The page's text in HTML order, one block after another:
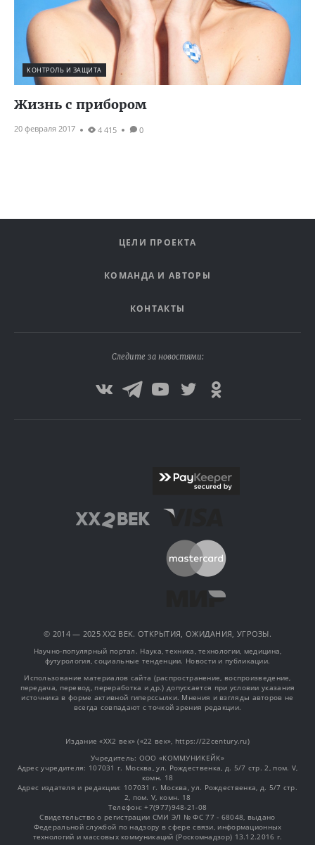
КОНТРОЛЬ И ЗАЩИТА
Жизнь с прибором
20 февраля 2017 4 415 0
ЦЕЛИ ПРОЕКТА
КОМАНДА И АВТОРЫ
КОНТАКТЫ
Следите за новостями:
© 2014 — 2025 XX2 ВЕК. ОТКРЫТИЯ, ОЖИДАНИЯ, УГРОЗЫ.
Научно-популярный портал. Наука, техника, технологии, медицина,
футурология, социальные тенденции. Новости и публикации.
Использование материалов сайта (распространение, воспроизведение,
передача, перевод, переработка и др.) допускается при условии указания
источника в форме активной гиперссылки. Мнения и взгляды авторов не
всегда совпадают с точкой зрения редакции.
Издание «XX2 век» («22 век», https://22century.ru)
Учредитель: OOO «КОММУНИКЕЙК»
Адрес учредителя: 107031 г. Москва, ул. Рождественка, д. 5/7 стр. 2, пом. V,
комн. 18
Адрес издателя и редакции: 107031 г. Москва, ул. Рождественка, д. 5/7 стр.
2, пом. V, комн. 18
Телефон: +7(977)948-21-08
Свидетельство о регистрации СМИ ЭЛ № ФС 77 - 68048, выдано
Федеральной службой по надзору в сфере связи, информационных
технологий и массовых коммуникаций (Роскомнадзор) 13.12.2016 г.